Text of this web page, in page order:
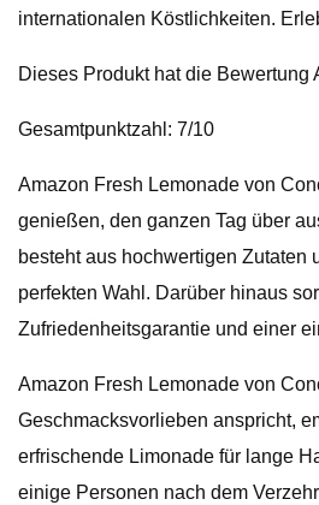
internationalen Köstlichkeiten.
Dieses Produkt hat die Bewertung
Gesamtpunktzahl: 7/10
Amazon Fresh Lemonade von
genießen, den ganzen Tag über
besteht aus hochwertigen
perfekten Wahl. Darüber hinaus
Zufriedenheitsgarantie und einer
Amazon Fresh Lemonade von
Geschmacksvorlieben anspricht,
erfrischende Limonade für lange
einige Personen nach dem